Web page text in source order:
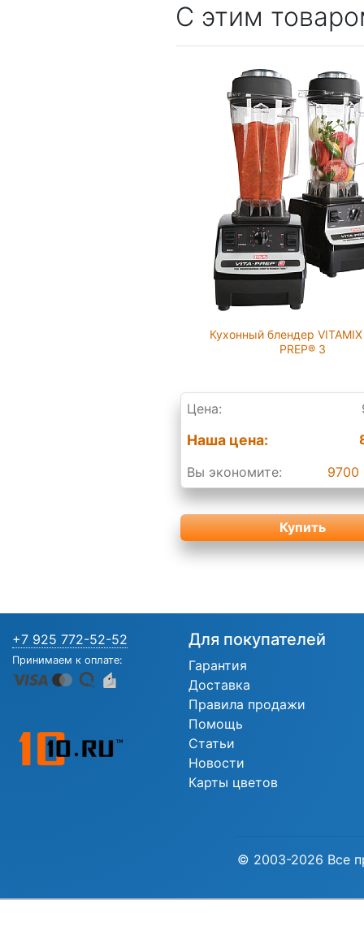
С этим
Кухонный блендер
PREP® 3
Цена:
Наша цена:
Вы экономите:
9700
Купить
+7 925 772-52-52
Принимаем к оплате:
Для покупателей
Гарантия
Доставка
Правила продажи
Помощь
Статьи
Новости
Карты цветов
© 2003-2026 Все